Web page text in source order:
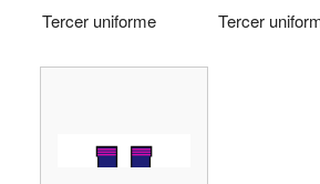
Tercer uniforme Tercer